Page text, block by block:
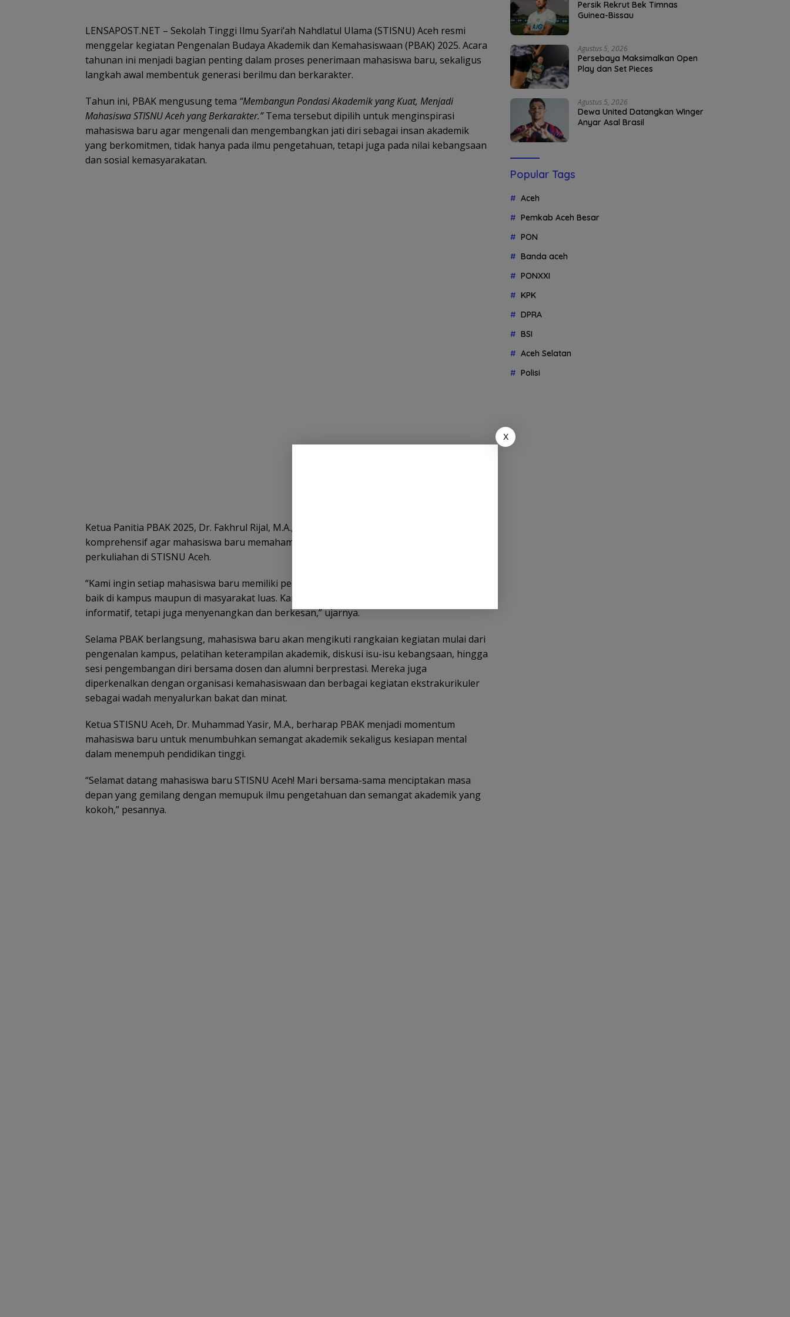
LENSAPOST.NET – Sekolah Tinggi Ilmu Syari’ah Nahdlatul Ulama (STISNU) Aceh resmi
menggelar kegiatan Pengenalan Budaya Akademik dan Kemahasiswaan (PBAK) 2025. Acara
tahunan ini menjadi bagian penting dalam proses penerimaan mahasiswa baru, sekaligus
langkah awal membentuk generasi berilmu dan berkarakter.
Tahun ini, PBAK mengusung tema “Membangun Pondasi Akademik yang Kuat, Menjadi
Mahasiswa STISNU Aceh yang Berkarakter.”Tema tersebut dipilih untuk menginspirasi
mahasiswa baru agar mengenali dan mengembangkan jati diri sebagai insan akademik
yang berkomitmen, tidak hanya pada ilmu pengetahuan, tetapi juga pada nilai kebangsaan
dan sosial kemasyarakatan.
Ketua Panitia PBAK 2025, Dr. Fakhrul Rijal, M.A., menjelaskan kegiatan dirancang secara
komprehensif agar mahasiswa baru memahami identitas akademik dan tantangan
perkuliahan di STISNU Aceh.
“Kami ingin setiap mahasiswa baru memiliki pemahaman yang jelas tentang peran mereka,
baik di kampus maupun di masyarakat luas. Karena itu, PBAK kami buat tidak hanya
informatif, tetapi juga menyenangkan dan berkesan,” ujarnya.
Selama PBAK berlangsung, mahasiswa baru akan mengikuti rangkaian kegiatan mulai dari
pengenalan kampus, pelatihan keterampilan akademik, diskusi isu-isu kebangsaan, hingga
sesi pengembangan diri bersama dosen dan alumni berprestasi. Mereka juga
diperkenalkan dengan organisasi kemahasiswaan dan berbagai kegiatan ekstrakurikuler
sebagai wadah menyalurkan bakat dan minat.
Ketua STISNU Aceh, Dr. Muhammad Yasir, M.A., berharap PBAK menjadi momentum
mahasiswa baru untuk menumbuhkan semangat akademik sekaligus kesiapan mental
dalam menempuh pendidikan tinggi.
“Selamat datang mahasiswa baru STISNU Aceh! Mari bersama-sama menciptakan masa
depan yang gemilang dengan memupuk ilmu pengetahuan dan semangat akademik yang
kokoh,” pesannya.
Persik Rekrut Bek Timnas
Guinea-Bissau
Agustus 5, 2026
Persebaya Maksimalkan Open
Play dan Set Pieces
Agustus 5, 2026
Dewa United Datangkan Winger
Anyar Asal Brasil
Popular Tags
Aceh
Pemkab Aceh Besar
PON
Banda aceh
PONXXI
KPK
DPRA
BSI
Aceh Selatan
Polisi
X